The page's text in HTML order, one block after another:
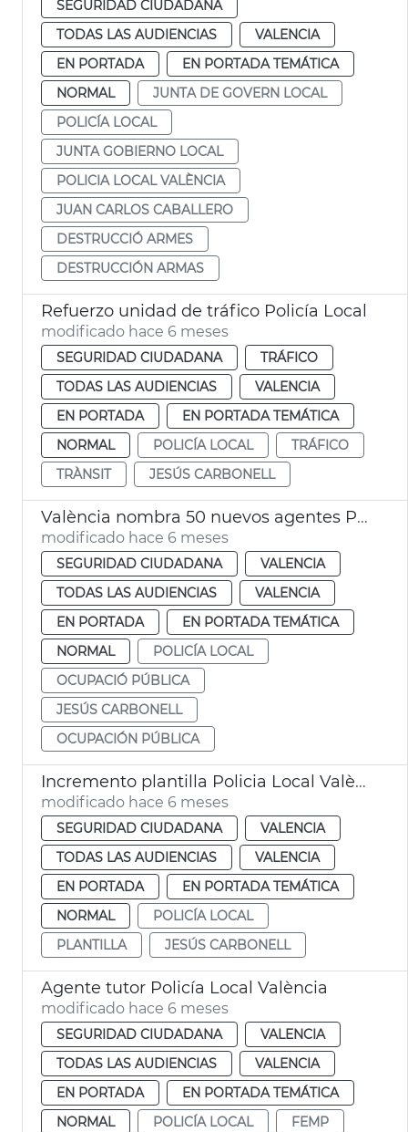
SEGURIDAD CIUDADANA
TODAS LAS AUDIENCIAS
VALENCIA
EN PORTADA
EN PORTADA TEMÁTICA
NORMAL
JUNTA DE GOVERN LOCAL
POLICÍA LOCAL
JUNTA GOBIERNO LOCAL
POLICIA LOCAL VALÈNCIA
JUAN CARLOS CABALLERO
DESTRUCCIÓ ARMES
DESTRUCCIÓN ARMAS
Refuerzo unidad de tráfico Policía Local
modificado hace 6 meses
SEGURIDAD CIUDADANA
TRÁFICO
TODAS LAS AUDIENCIAS
VALENCIA
EN PORTADA
EN PORTADA TEMÁTICA
NORMAL
POLICÍA LOCAL
TRÁFICO
TRÀNSIT
JESÚS CARBONELL
València nombra 50 nuevos agentes Policía Local
modificado hace 6 meses
SEGURIDAD CIUDADANA
VALENCIA
TODAS LAS AUDIENCIAS
VALENCIA
EN PORTADA
EN PORTADA TEMÁTICA
NORMAL
POLICÍA LOCAL
OCUPACIÓ PÚBLICA
JESÚS CARBONELL
OCUPACIÓN PÚBLICA
Incremento plantilla Policia Local València
modificado hace 6 meses
SEGURIDAD CIUDADANA
VALENCIA
TODAS LAS AUDIENCIAS
VALENCIA
EN PORTADA
EN PORTADA TEMÁTICA
NORMAL
POLICÍA LOCAL
PLANTILLA
JESÚS CARBONELL
Agente tutor Policía Local València
modificado hace 6 meses
SEGURIDAD CIUDADANA
VALENCIA
TODAS LAS AUDIENCIAS
VALENCIA
EN PORTADA
EN PORTADA TEMÁTICA
NORMAL
POLICÍA LOCAL
FEMP